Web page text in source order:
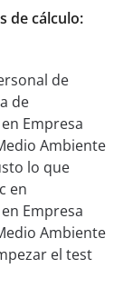
de cálculo:
de
de
Empresa
Ambiente
lo que
en
Empresa
Ambiente
el test